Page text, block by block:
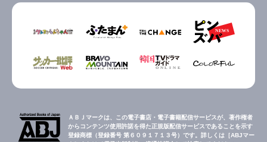
ＡＢＪマークは、この電子書店・電子書籍配信サービスが、著作権者
からコンテンツ使用許諾を得た正規版配信サービスであることを示す
登録商標（登録番号 第６０９１７１３号）です。詳しくは［ABJマー